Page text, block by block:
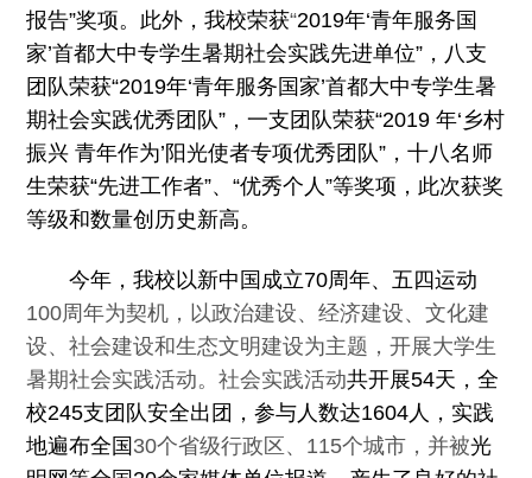
报告”奖项。 此外，我校荣获“2019年‘青年服务国
家’首都大中专学生暑期社会实践先进单位”，八支
团队荣获“2019年‘青年服务国家’首都大中专学生暑
期社会实践优秀团队”，一支团队荣获“2019 年‘乡村
振兴 青年作为’阳光使者专项优秀团队”，十八名师
生荣获“先进工作者”、“优秀个人”等奖项，此次获奖
等级和数量创历史新高。
今年， 我校以新中国成立70周年、五四运动
100周年为契机，以政治建设、经济建设、文化建
设、社会建设和生态文明建设为主题，开展大学生
暑期社会实践活动。社会实践活动共开展54天 ，全
校245支团队安全出团，参与人数达1604人，实践
地遍布全国 30个省级行政区、 115个城市，并被光